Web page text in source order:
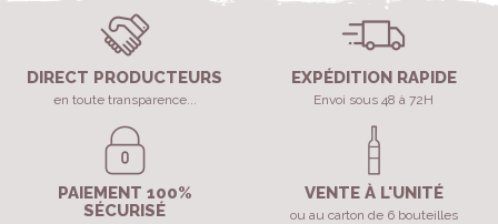
DIRECT PRODUCTEURS
en toute transparence...
EXPÉDITION RAPIDE
Envoi sous 48 à 72H
PAIEMENT 100%
SÉCURISÉ
VENTE À L'UNITÉ
ou au carton de 6 bouteilles